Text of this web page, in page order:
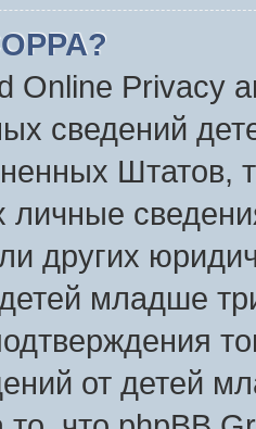
Online Privacy
сведений
Штатов,
других
младше
от детей